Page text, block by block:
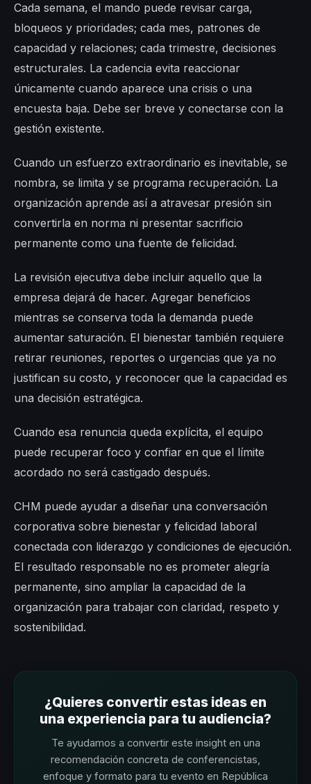
Cada semana, el mando puede revisar carga,
bloqueos y prioridades; cada mes, patrones de
capacidad y relaciones; cada trimestre, decisiones
estructurales. La cadencia evita reaccionar
únicamente cuando aparece una crisis o una
encuesta baja. Debe ser breve y conectarse con la
gestión existente.
Cuando un esfuerzo extraordinario es inevitable, se
nombra, se limita y se programa recuperación. La
organización aprende así a atravesar presión sin
convertirla en norma ni presentar sacrificio
permanente como una fuente de felicidad.
La revisión ejecutiva debe incluir aquello que la
empresa dejará de hacer. Agregar beneficios
mientras se conserva toda la demanda puede
aumentar saturación. El bienestar también requiere
retirar reuniones, reportes o urgencias que ya no
justifican su costo, y reconocer que la capacidad es
una decisión estratégica.
Cuando esa renuncia queda explícita, el equipo
puede recuperar foco y confiar en que el límite
acordado no será castigado después.
CHM puede ayudar a diseñar una conversación
corporativa sobre bienestar y felicidad laboral
conectada con liderazgo y condiciones de ejecución.
El resultado responsable no es prometer alegría
permanente, sino ampliar la capacidad de la
organización para trabajar con claridad, respeto y
sostenibilidad.
¿Quieres convertir estas ideas en
una experiencia para tu audiencia?
Te ayudamos a convertir este insight en una
recomendación concreta de conferencistas,
enfoque y formato para tu evento en República